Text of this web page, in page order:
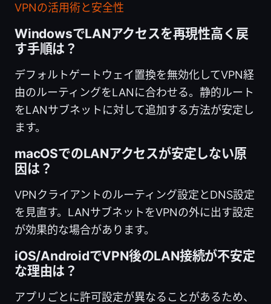
VPNの活用術と安全性
WindowsでLANアクセスを再現性高く戻
す手順は？
デフォルトゲートウェイ置換を無効化してVPN経
由のルーティングをLANに合わせる。静的ルート
をLANサブネットに対して追加する方法が安定し
ます。
macOSでのLANアクセスが安定しない原
因は？
VPNクライアントのルーティング設定とDNS設定
を見直す。LANサブネットをVPNの外に出す設定
が効果的な場合があります。
iOS/AndroidでVPN後のLAN接続が不安定
な理由は？
アプリごとに許可設定が異なることがあるため、